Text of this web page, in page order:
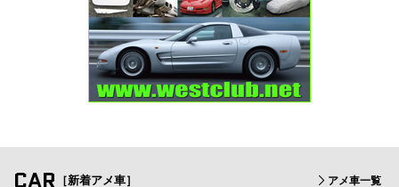
CAR ［新着アメ車］ アメ車一覧